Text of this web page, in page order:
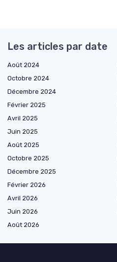
Les articles par date
Août 2024
Octobre 2024
Décembre 2024
Février 2025
Avril 2025
Juin 2025
Août 2025
Octobre 2025
Décembre 2025
Février 2026
Avril 2026
Juin 2026
Août 2026